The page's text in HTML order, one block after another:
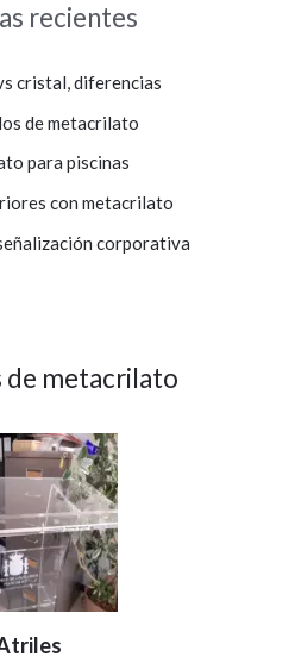
recientes
cristal, diferencias
de metacrilato
para piscinas
con metacrilato
corporativa
de metacrilato